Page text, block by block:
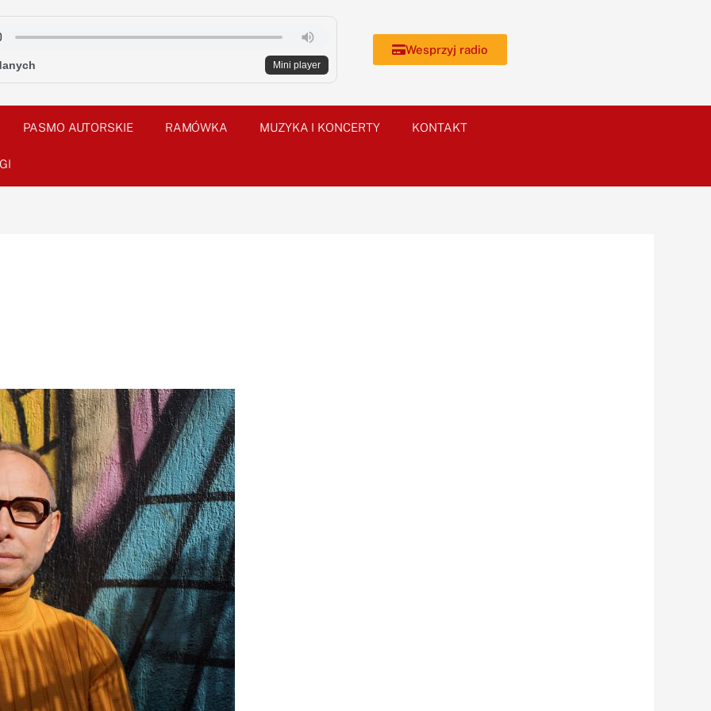
Mini player
Wesprzyj radio
PASMO AUTORSKIE RAMÓWKA MUZYKA I KONCERTY KONTAKT